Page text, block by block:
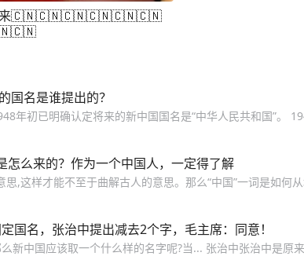
来🇨🇳🇨🇳🇨🇳🇨🇳🇨🇳🇨🇳
国名是谁提出的？
年初已明确认定将来的新中国国名是“中华人民共和国”。
怎么来的？作为一个中国人，一定得了解
思,这样才能不至于曲解古人的意思。那么“中国”一词是如何
国名，张治中提出减去2个字，毛主席：同意！
新中国应该取一个什么样的名字呢?当... 张治中张治中是原